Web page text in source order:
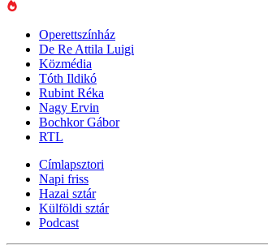
Operettszínház
De Re Attila Luigi
Közmédia
Tóth Ildikó
Rubint Réka
Nagy Ervin
Bochkor Gábor
RTL
Címlapsztori
Napi friss
Hazai sztár
Külföldi sztár
Podcast